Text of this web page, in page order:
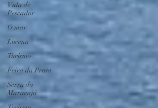
Vida de
Pescador
O mar
Lucena
Turismo
Feira da Prata
Serra do
Maracajá